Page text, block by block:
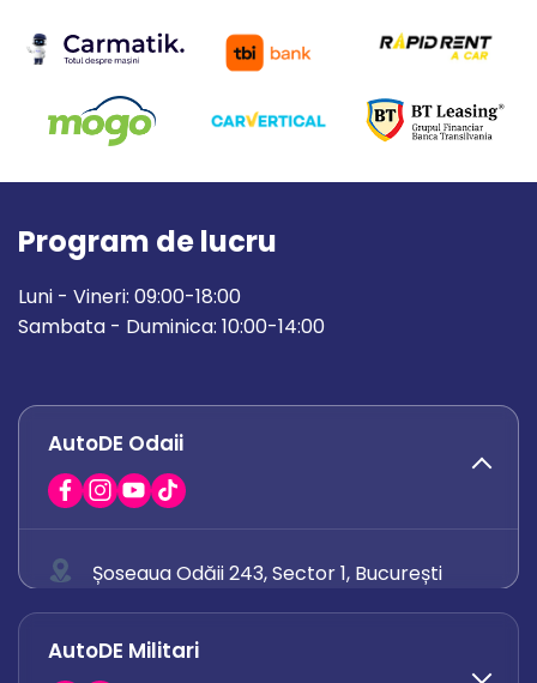
Program de lucru
Luni - Vineri: 09:00-18:00
Sambata - Duminica: 10:00-14:00
AutoDE Odaii
Șoseaua Odăii 243, Sector 1, București
0758 671 921
0742 444 194
AutoDE Militari